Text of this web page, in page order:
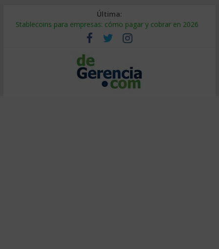
Última:
Stablecoins para empresas: cómo pagar y cobrar en 2026
Despido silencioso: qué es y por qué sale tan caro
IA en selección de personal: cómo auditarla a tiempo
Trabajo forzoso en la cadena de suministro: qué hacer
Mercado hispano de EE. UU.: cómo segmentarlo y venderle